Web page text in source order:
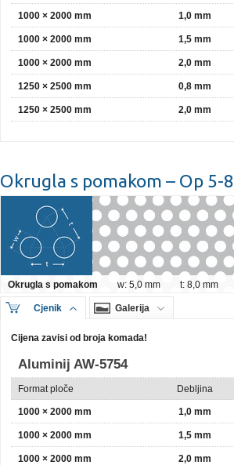
1000 × 2000 mm 1,0 mm
1000 × 2000 mm 1,5 mm
1000 × 2000 mm 2,0 mm
1250 × 2500 mm 0,8 mm
1250 × 2500 mm 2,0 mm
Okrugla s pomakom – Op 5-8
Okrugla s pomakom w: 5,0 mm t: 8,0 mm
Cjenik Galerija
Cijena zavisi od broja komada!
Aluminij AW-5754
Format ploče Debljina
1000 × 2000 mm 1,0 mm
1000 × 2000 mm 1,5 mm
1000 × 2000 mm 2,0 mm